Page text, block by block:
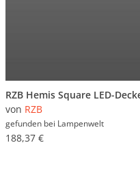
von RZB
gefunden bei Lampenwelt
188,37 €